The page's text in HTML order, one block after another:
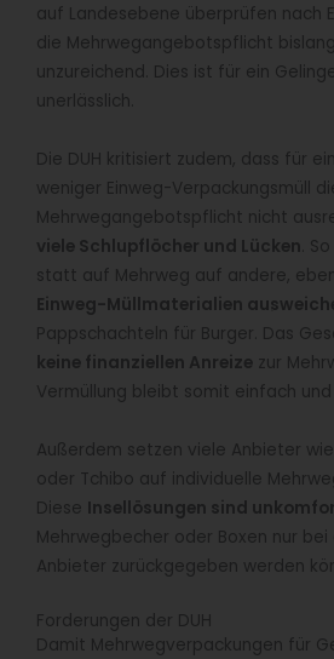
auf Landesebene überprüfen nach
die Mehrwegangebotspflicht
unzureichend. Dies ist für ein
unerlässlich.
Die DUH kritisiert zudem, dass für
weniger Einweg-Verpackungsmüll
Mehrwegangebotspflicht nicht
viele Schlupflöcher und Lücken .
statt auf Mehrweg auf andere,
Einweg-Müllmaterialien
Pappschachteln für Burger. Das
keine finanziellen Anreize zur
Vermüllung bleibt somit einfach und
Außerdem setzen viele Anbieter
oder Tchibo auf individuelle
Diese Insellösungen sind
Mehrwegbecher oder Boxen nur
Anbieter zurückgegeben werden
Forderungen der DUH
Damit Mehrwegverpackungen für